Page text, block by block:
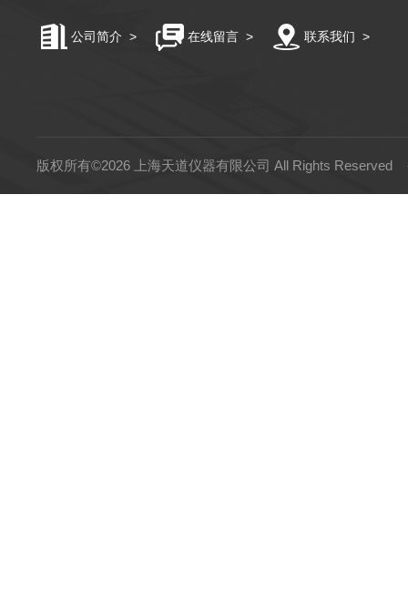
公司简介 > 在线留言 > 联系我们 >
版权所有©2026 上海天道仪器有限公司 All Rights Reserved